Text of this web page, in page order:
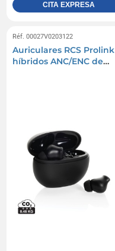
CITA EXPRESA
Réf. 00027V0203122
Auriculares RCS Prolink
híbridos ANC/ENC de